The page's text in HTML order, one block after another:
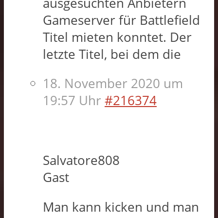
Gameserver für Battlefield
Titel mieten konntet. Der
letzte Titel, bei dem die
18. November 2020 um
19:57 Uhr #216374
Salvatore808
Gast
Man kann kicken und man